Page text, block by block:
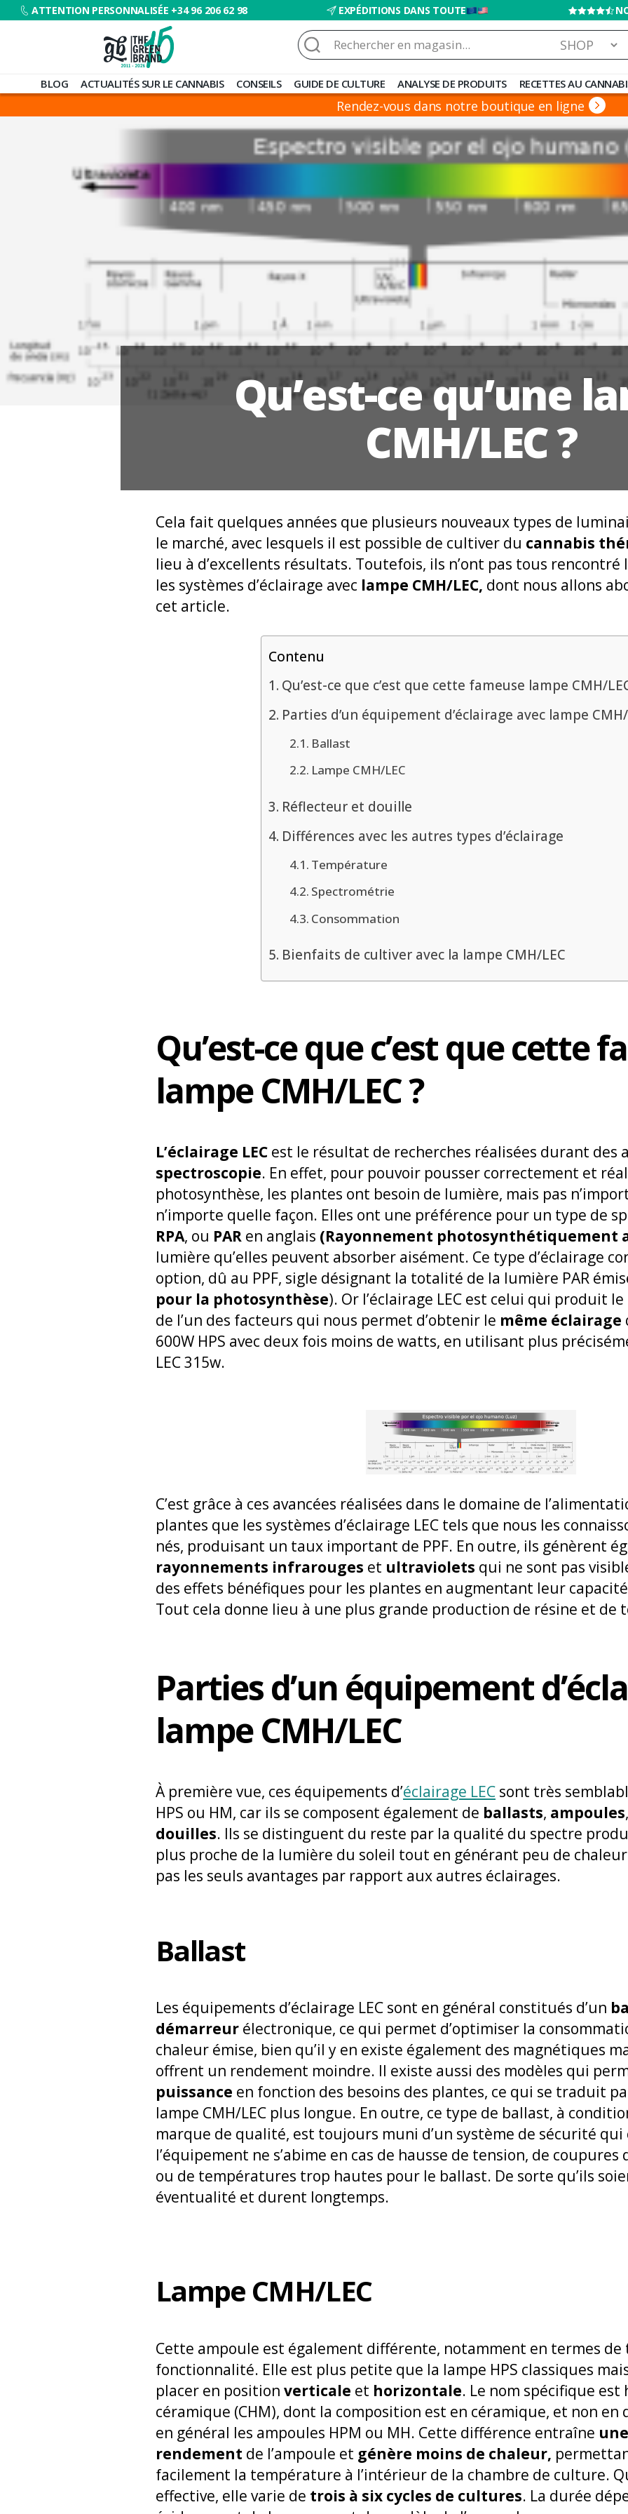
ATTENTION PERSONNALISÉE +34 96 206 62 98 EXPÉDITIONS DANS TOUTE
Blog
de
Barato
Rechercher :
BLOG ACTUALITÉS SUR LE CANNABIS CONSEILS GUIDE DE CULTURE ANALYSE DE PRODUITS RECETTES AU
Rendez-vous dans notre boutique en ligne
Qu’est-ce qu’une
CMH/LEC ?
Cela fait quelques années que plusieurs nouveaux types de
le marché, avec lesquels il est possible de cultiver du cannabis
lieu à d’excellents résultats. Toutefois, ils n’ont pas tous rencontré
les systèmes d’éclairage avec lampe CMH/LEC, dont nous allons
cet article.
Contenu
Qu’est-ce que c’est que cette fameuse lampe CMH/
Parties d’un équipement d’éclairage avec lampe CMH/
Ballast
Lampe CMH/LEC
Réflecteur et douille
Différences avec les autres types d’éclairage
Température
Spectrométrie
Consommation
Bienfaits de cultiver avec la lampe CMH/LEC
Qu’est-ce que c’est que cette
lampe CMH/LEC ?
L’éclairage LEC est le résultat de recherches réalisées durant des
spectroscopie. En effet, pour pouvoir pousser correctement et
photosynthèse, les plantes ont besoin de lumière, mais pas
n’importe quelle façon. Elles ont une préférence pour un type de
RPA, ou PAR en anglais (Rayonnement photosynthétiquement
lumière qu’elles peuvent absorber aisément. Ce type d’éclairage
option, dû au PPF, sigle désignant la totalité de la lumière PAR
pour la photosynthèse). Or l’éclairage LEC est celui qui produit le
de l’un des facteurs qui nous permet d’obtenir le même éclairage
600W HPS avec deux fois moins de watts, en utilisant plus
LEC 315w.
C’est grâce à ces avancées réalisées dans le domaine de
plantes que les systèmes d’éclairage LEC tels que nous les
nés, produisant un taux important de PPF. En outre, ils génèrent
rayonnements infrarouges et ultraviolets qui ne sont pas
des effets bénéfiques pour les plantes en augmentant leur
Tout cela donne lieu à une plus grande production de résine et de
Parties d’un équipement
lampe CMH/LEC
À première vue, ces équipements d’éclairage LEC sont très
HPS ou HM, car ils se composent également de ballasts, ampoules,
douilles. Ils se distinguent du reste par la qualité du spectre
plus proche de la lumière du soleil tout en générant peu de
pas les seuls avantages par rapport aux autres éclairages.
Ballast
Les équipements d’éclairage LEC sont en général constitués d’un
démarreur électronique, ce qui permet d’optimiser la
chaleur émise, bien qu’il y en existe également des magnétiques
offrent un rendement moindre. Il existe aussi des modèles qui
puissance en fonction des besoins des plantes, ce qui se traduit
lampe CMH/LEC plus longue. En outre, ce type de ballast, à
marque de qualité, est toujours muni d’un système de sécurité qui
l’équipement ne s’abime en cas de hausse de tension, de
ou de températures trop hautes pour le ballast. De sorte qu’ils
éventualité et durent longtemps.
Lampe CMH/LEC
Cette ampoule est également différente, notamment en termes de
fonctionnalité. Elle est plus petite que la lampe HPS classiques
placer en position verticale et horizontale. Le nom spécifique
céramique (CHM), dont la composition est en céramique, et non en
en général les ampoules HPM ou MH. Cette différence entraîne
rendement de l’ampoule et génère moins de chaleur,
facilement la température à l’intérieur de la chambre de culture.
effective, elle varie de trois à six cycles de cultures. La durée